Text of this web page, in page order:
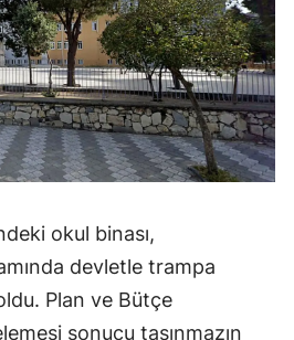
okul binası,
devletle trampa
Plan ve Bütçe
sonucu taşınmazın